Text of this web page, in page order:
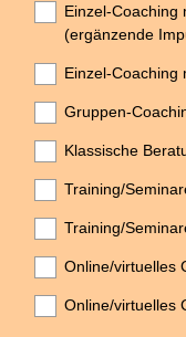
Einzel-Coaching
(ergänzende
Einzel-Coaching
Gruppen-
Klassische
Training/
Training/
Online/virtuelles
Online/virtuelles